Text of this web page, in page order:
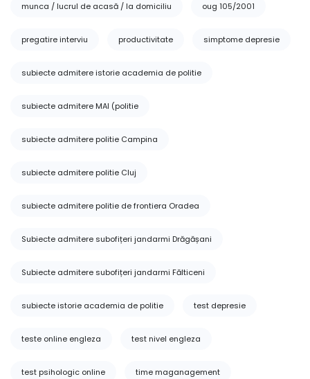
munca / lucrul de acasă / la domiciliu oug 105/2001
pregatire interviu productivitate simptome depresie
subiecte admitere istorie academia de politie
subiecte admitere MAI (politie
subiecte admitere politie Campina
subiecte admitere politie Cluj
subiecte admitere politie de frontiera Oradea
Subiecte admitere subofițeri jandarmi Drăgășani
Subiecte admitere subofițeri jandarmi Fălticeni
subiecte istorie academia de politie test depresie
teste online engleza test nivel engleza
test psihologic online time maganagement